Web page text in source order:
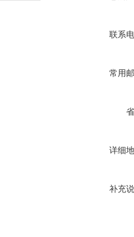
联系
常用
详细
补充